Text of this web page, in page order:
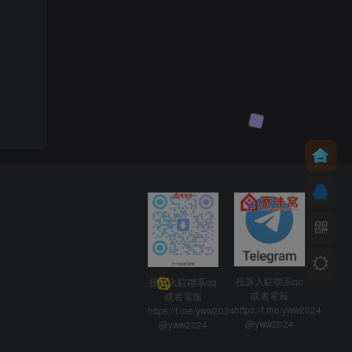
投訴入駐聯系qq
或者電報
https://t.me/yww2024
@yww2024
投訴入駐聯系qq
或者電報
https://t.me/yww2024
@yww2024